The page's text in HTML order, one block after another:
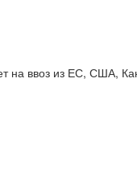
на ввоз из ЕС, США,